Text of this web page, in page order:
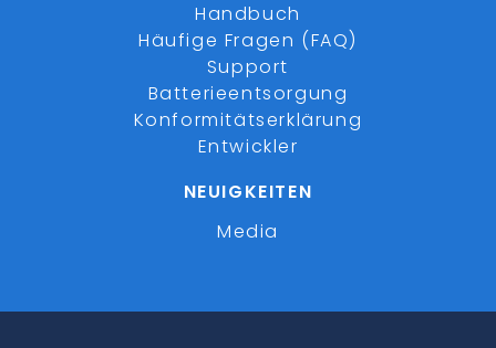
Handbuch
Häufige Fragen (FAQ)
Support
Batterieentsorgung
Konformitätserklärung
Entwickler
NEUIGKEITEN
Media